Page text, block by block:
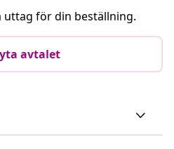
uttag för din beställning.
avtalet